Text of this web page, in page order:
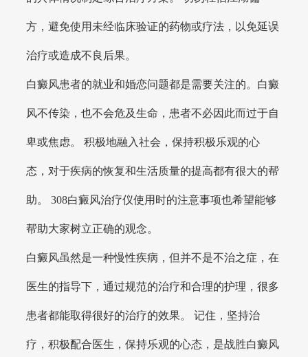
方，避免使用未经临床验证的药物或疗法，以免延误
治疗或造成不良后果。
白癜风患者的就业和婚恋问题都是需要关注的。白癜
风不传染，也不会危及生命，患者不必因此而过于自
卑或焦虑。 积极地融入社会，保持积极乐观的心
态，对于疾病的恢复和生活质量的提高都有很大的帮
助。 308白癜风治疗仪使用时的注意事项也希望能够
帮助大家树立正确的观念。
白癜风虽然是一种慢性疾病，但并不是不治之症，在
医生的指导下，通过规范的治疗和合理的护理，很多
患者都能取得很好的治疗的效果。 记住，坚持治
疗，积极配合医生，保持乐观的心态，是战胜白癜风